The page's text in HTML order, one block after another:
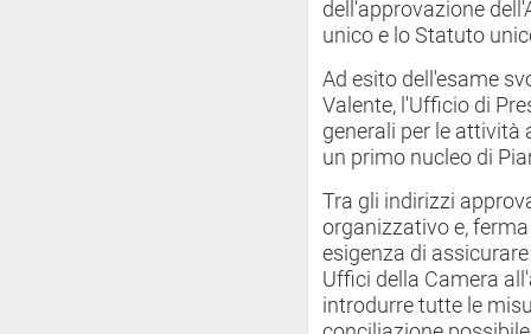
dell'approvazione
unico e lo Statuto
Ad esito dell'esame
Valente, l'Ufficio di
generali per le
un primo nucleo di
Tra gli indirizzi
organizzativo e,
esigenza di
Uffici della Camera
introdurre tutte le